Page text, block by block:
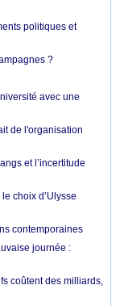
politiques et
?
avec une
de l'organisation
et l’incertitude
choix d’Ulysse
contemporaines
journée :
coûtent des milliards,